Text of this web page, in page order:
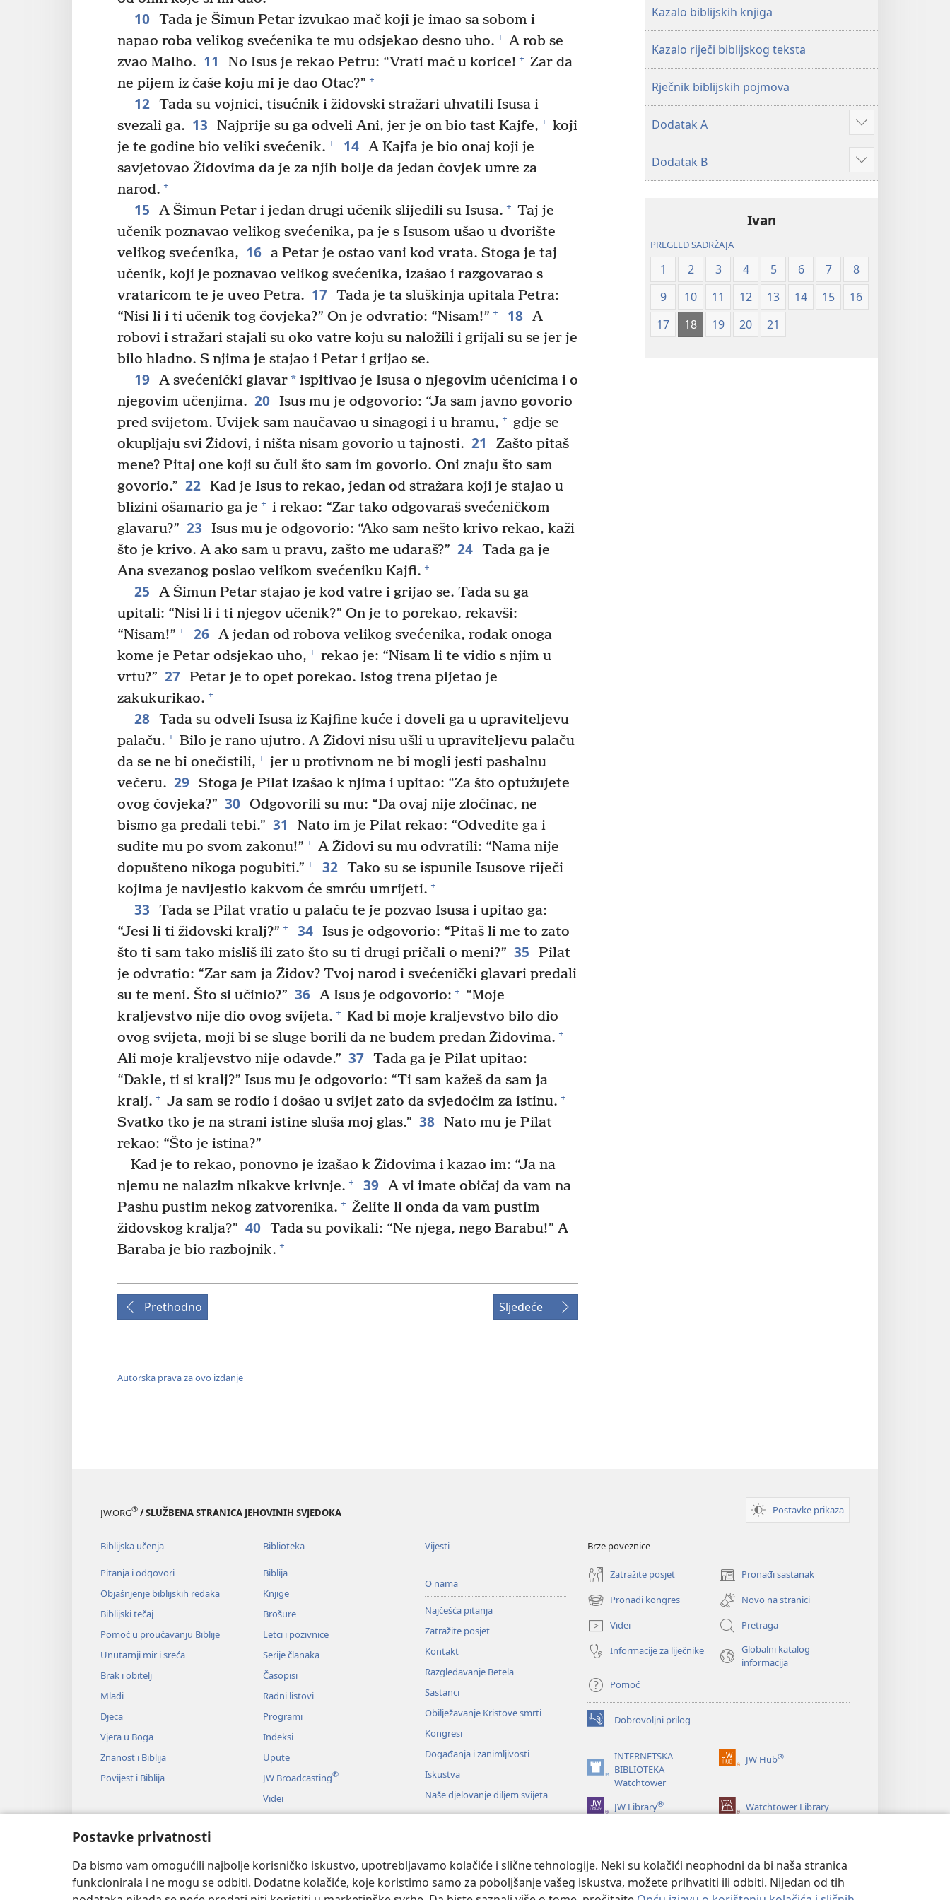
Postavke privatnosti
Da bismo vam omogućili najbolje korisničko iskustvo, upotrebljavamo kolačiće i slične tehnologije. Neki su kolačići neophodni da bi naša stranica
funkcionirala i ne mogu se odbiti. Dodatne kolačiće, koje koristimo samo za poboljšanje vašeg iskustva, možete prihvatiti ili odbiti. Nijedan od tih
10 Tada je Šimun Petar izvukao mač koji je imao sa sobom i
napao roba velikog svećenika te mu odsjekao desno uho. + A rob se
zvao Malho. 11 No Isus je rekao Petru: “Vrati mač u korice! + Zar da
ne pijem iz čaše koju mi je dao Otac?” +
12 Tada su vojnici, tisućnik i židovski stražari uhvatili Isusa i
svezali ga. 13 Najprije su ga odveli Ani, jer je on bio tast Kajfe, + koji
je te godine bio veliki svećenik. + 14 A Kajfa je bio onaj koji je
savjetovao Židovima da je za njih bolje da jedan čovjek umre za
narod. +
15 A Šimun Petar i jedan drugi učenik slijedili su Isusa. + Taj je
učenik poznavao velikog svećenika, pa je s Isusom ušao u dvorište
velikog svećenika, 16 a Petar je ostao vani kod vrata. Stoga je taj
učenik, koji je poznavao velikog svećenika, izašao i razgovarao s
vrataricom te je uveo Petra. 17 Tada je ta sluškinja upitala Petra:
“Nisi li i ti učenik tog čovjeka?” On je odvratio: “Nisam!” + 18 A
robovi i stražari stajali su oko vatre koju su naložili i grijali su se jer je
bilo hladno. S njima je stajao i Petar i grijao se.
19 A svećenički glavar*ispitivao je Isusa o njegovim učenicima i o
njegovim učenjima. 20 Isus mu je odgovorio: “Ja sam javno govorio
pred svijetom. Uvijek sam naučavao u sinagogi i u hramu, + gdje se
okupljaju svi Židovi, i ništa nisam govorio u tajnosti. 21
Zašto pitaš
mene? Pitaj one koji su čuli što sam im govorio. Oni znaju što sam
govorio.” 22 Kad je Isus to rekao, jedan od stražara koji je stajao u
blizini ošamario ga je + i rekao: “Zar tako odgovaraš svećeničkom
glavaru?” 23
Isus mu je odgovorio: “Ako sam nešto krivo rekao, kaži
što je krivo. A ako sam u pravu, zašto me udaraš?” 24 Tada ga je
Ana svezanog poslao velikom svećeniku Kajfi. +
25
A Šimun Petar stajao je kod vatre i grijao se. Tada su ga
upitali: “Nisi li i ti njegov učenik?” On je to porekao, rekavši:
“Nisam!” + 26 A jedan od robova velikog svećenika, rođak onoga
kome je Petar odsjekao uho, + rekao je: “Nisam li te vidio s njim u
vrtu?” 27 Petar je to opet porekao. Istog trena pijetao je
zakukurikao. +
28 Tada su odveli Isusa iz Kajfine kuće i doveli ga u upraviteljevu
palaču. + Bilo je rano ujutro. A Židovi nisu ušli u upraviteljevu palaču
da se ne bi onečistili, + jer u protivnom ne bi mogli jesti pashalnu
večeru. 29 Stoga je Pilat izašao k njima i upitao: “Za što optužujete
ovog čovjeka?” 30 Odgovorili su mu: “Da ovaj nije zločinac, ne
bismo ga predali tebi.” 31
Nato im je Pilat rekao: “Odvedite ga i
sudite mu po svom zakonu!” + A Židovi su mu odvratili: “Nama nije
dopušteno nikoga pogubiti.” + 32 Tako su se ispunile Isusove riječi
kojima je navijestio kakvom će smrću umrijeti. +
33
Tada se Pilat vratio u palaču te je pozvao Isusa i upitao ga:
“Jesi li ti židovski kralj?” + 34 Isus je odgovorio: “Pitaš li me to zato
što ti sam tako misliš ili zato što su ti drugi pričali o meni?” 35
Pilat
je odvratio: “Zar sam ja Židov? Tvoj narod i svećenički glavari predali
su te meni. Što si učinio?” 36 A Isus je odgovorio: + “Moje
kraljevstvo nije dio ovog svijeta. + Kad bi moje kraljevstvo bilo dio
ovog svijeta, moji bi se sluge borili da ne budem predan Židovima. +
Ali moje kraljevstvo nije odavde.” 37 Tada ga je Pilat upitao:
“Dakle, ti si kralj?” Isus mu je odgovorio: “Ti sam kažeš da sam ja
kralj. + Ja sam se rodio i došao u svijet zato da svjedočim za istinu. +
Svatko tko je na strani istine sluša moj glas.” 38 Nato mu je Pilat
rekao: “Što je istina?”
Kad je to rekao, ponovno je izašao k Židovima i kazao im: “Ja na
njemu ne nalazim nikakve krivnje. + 39 A vi imate običaj da vam na
Pashu pustim nekog zatvorenika. + Želite li onda da vam pustim
židovskog kralja?” 40 Tada su povikali: “Ne njega, nego Barabu!” A
Baraba je bio razbojnik. +
Prethodno Sljedeće
Autorska prava za ovo izdanje
Kazalo biblijskih knjiga
Kazalo riječi biblijskog teksta
Rječnik biblijskih pojmova
Dodatak A
Prikaži
više
Dodatak B
Prikaži
više
Ivan
PREGLED SADRŽAJA
1 2 3 4 5 6 7
8
9
10 11 12 13 14 15
16
17
18 19 20 21
JW.ORG® / SLUŽBENA STRANICA JEHOVINIH SVJEDOKA Postavke prikaza
Biblijska učenja
Pitanja i odgovori
Objašnjenje biblijskih redaka
Biblijski tečaj
Pomoć u proučavanju Biblije
Unutarnji mir i sreća
Brak i obitelj
Mladi
Djeca
Vjera u Boga
Znanost i Biblija
Povijest i Biblija
Biblioteka
Biblija
Knjige
Brošure
Letci i pozivnice
Serije članaka
Časopisi
Radni listovi
Programi
Indeksi
Upute
JW Broadcasting®
Videi
Glazba
Dramsko čitanje Biblije
Vijesti
O nama
Najčešća pitanja
Zatražite posjet
Kontakt
Razgledavanje Betela
Sastanci
Obilježavanje Kristove smrti
Kongresi
Događanja i zanimljivosti
Iskustva
Naše djelovanje diljem svijeta
Brze poveznice
Zatražite posjet Pronađi sastanak
(otvara
se
novi
prozor)
Pronađi kongres
(otvara
se
novi
prozor)
Novo na stranici
Videi
Pretraga
Informacije za liječnike
Globalni katalog
informacija
Pomoć
Dobrovoljni prilog
(otvara
se
prozor)
INTERNETSKA
BIBLIOTEKA
Watchtower
(otvara
novi
prozor)
JW Hub®
(otvara
prozor)
JW Library® Watchtower Library